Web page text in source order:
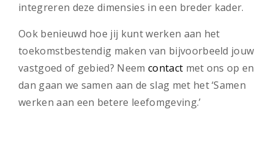
integreren deze dimensies in een breder kader.
Ook benieuwd hoe jij kunt werken aan het
toekomstbestendig maken van bijvoorbeeld jouw
vastgoed of gebied? Neemcontact met ons op en
dan gaan we samen aan de slag met het ‘Samen
werken aan een betere leefomgeving.’